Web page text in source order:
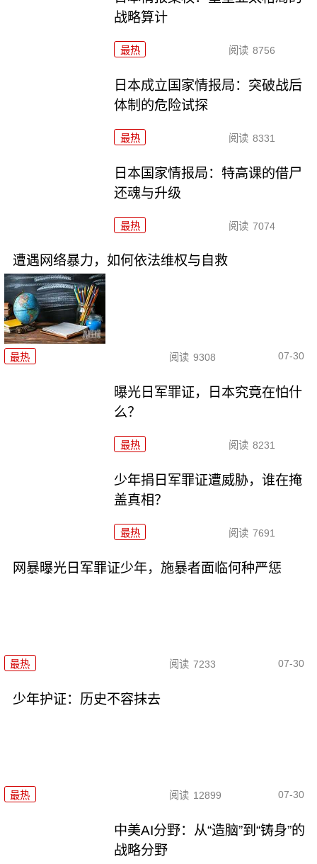
战略算计
最热 阅读 8756
日本成立国家情报局：突破战后
体制的危险试探
最热 阅读 8331
日本国家情报局：特高课的借尸
还魂与升级
最热 阅读 7074
遭遇网络暴力，如何依法维权与自救
最热 阅读 9308 07-30
曝光日军罪证，日本究竟在怕什
么？
最热 阅读 8231
少年捐日军罪证遭威胁，谁在掩
盖真相？
最热 阅读 7691
网暴曝光日军罪证少年，施暴者面临何种严惩
最热 阅读 7233 07-30
少年护证：历史不容抹去
最热 阅读 12899 07-30
中美AI分野：从“造脑”到“铸身”的
战略分野